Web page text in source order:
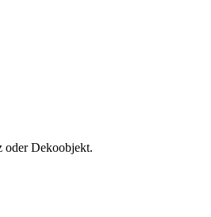
oder Dekoobjekt.